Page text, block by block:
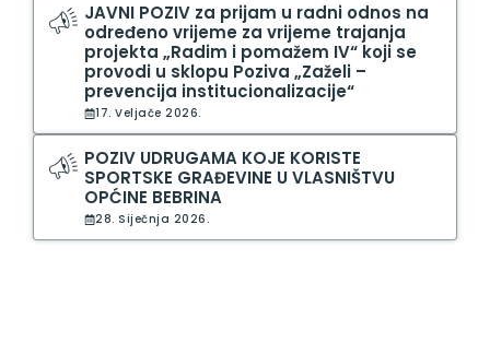
JAVNI POZIV za prijam u radni odnos na
određeno vrijeme za vrijeme trajanja
projekta „Radim i pomažem IV“ koji se
provodi u sklopu Poziva „Zaželi –
prevencija institucionalizacije“
17. Veljače 2026.
POZIV UDRUGAMA KOJE KORISTE
SPORTSKE GRAĐEVINE U VLASNIŠTVU
OPĆINE BEBRINA
28. Siječnja 2026.